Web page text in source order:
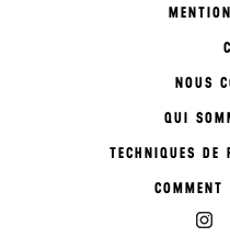
NOUS
QUI
TECHNIQUES DE
COMMENT